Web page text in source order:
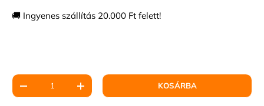
🚚 Ingyenes szállítás 20.000 Ft felett!
Mennyiség
KOSÁRBA